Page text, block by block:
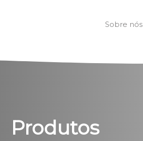
Sobre nós
Produtos